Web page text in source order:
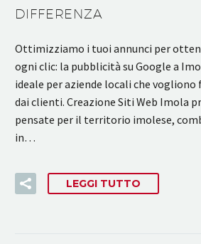
DIFFERENZA
Ottimizziamo i tuoi annunci per
ogni clic: la pubblicità su Google a
ideale per aziende locali che
dai clienti. Creazione Siti Web Imola
pensate per il territorio imolese,
in…
LEGGI TUTTO